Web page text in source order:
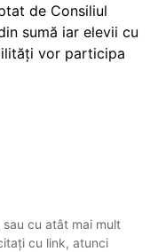
de Consiliul
sumă iar elevii cu
vor participa
cu atât mai mult
cu link, atunci